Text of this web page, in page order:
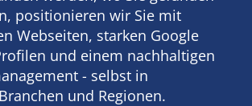
positionieren wir Sie mit
Webseiten, starken Google
und einem nachhaltigen
- selbst in
und Regionen.